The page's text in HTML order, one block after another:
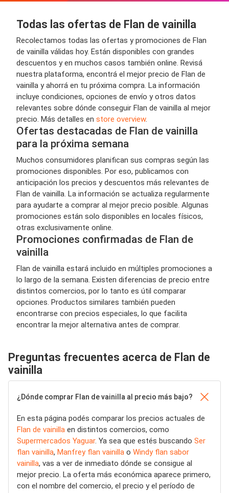
Todas las ofertas de Flan de vainilla
Recolectamos todas las ofertas y promociones de Flan
de vainilla válidas hoy. Están disponibles con grandes
descuentos y en muchos casos también online. Revisá
nuestra plataforma, encontrá el mejor precio de Flan de
vainilla y ahorrá en tu próxima compra. La información
incluye condiciones, opciones de envío y otros datos
relevantes sobre dónde conseguir Flan de vainilla al mejor
precio. Más detalles en store overview.
Ofertas destacadas de Flan de vainilla
para la próxima semana
Muchos consumidores planifican sus compras según las
promociones disponibles. Por eso, publicamos con
anticipación los precios y descuentos más relevantes de
Flan de vainilla. La información se actualiza regularmente
para ayudarte a comprar al mejor precio posible. Algunas
promociones están solo disponibles en locales físicos,
otras exclusivamente online.
Promociones confirmadas de Flan de
vainilla
Flan de vainilla estará incluido en múltiples promociones a
lo largo de la semana. Existen diferencias de precio entre
distintos comercios, por lo tanto es útil comparar
opciones. Productos similares también pueden
encontrarse con precios especiales, lo que facilita
encontrar la mejor alternativa antes de comprar.
Preguntas frecuentes acerca de Flan de
vainilla
¿Dónde comprar Flan de vainilla al precio más bajo?
En esta página podés comparar los precios actuales de
Flan de vainilla en distintos comercios, como
Supermercados Yaguar. Ya sea que estés buscando Ser
flan vainilla, Manfrey flan vainilla o Windy flan sabor
vainilla, vas a ver de inmediato dónde se consigue al
mejor precio. La oferta más económica aparece primero,
con el nombre del comercio, el precio y el período de